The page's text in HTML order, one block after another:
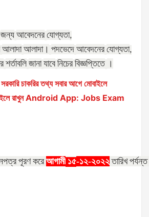
জন্য আবেদনের যোগ্যতা,
আলাদা আলাদা। পদভেদে আবেদনের যোগ্যতা,
শর্তাবলি জানা যাবে নিচের বিজ্ঞপ্তিতে ।
চাকরির তথ্য সবার আগে মোবাইলে
রাখুন Android App: Jobs Exam
পূরণ করে আগামী ১৫-১২-২০২২ তারিখ পর্যন্ত